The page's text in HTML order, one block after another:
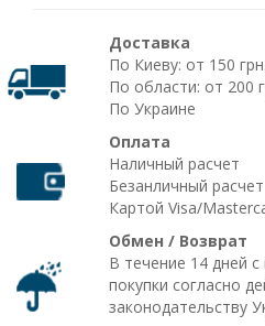
Доставка
По Киеву: от 150 грн.
По области: от 200
По Украине
Оплата
Наличный расчет
Безанличный расчет
Картой Visa/
Обмен / Возврат
В течение 14 дней
покупки согласно
законодательству